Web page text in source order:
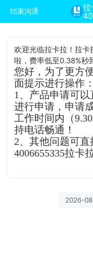
结束沟通
拉
欢迎光临拉卡拉！拉卡
啦，费率低至0.38%秒
您好，为了更方
面提示进行操作：
1、产品申请可以
进行申请，申请
工作时间内（
持电话畅通！
2、其他问题可直
4006655335拉卡
2026-